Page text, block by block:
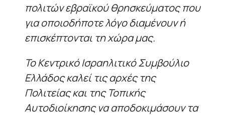
πολιτών εβραϊκού θρησκεύματος που
για οποιοδήποτε λόγο διαμένουν ή
επισκέπτονται τη χώρα μας.
Το Κεντρικό Ισραηλιτικό Συμβούλιο
Ελλάδος καλεί τις αρχές της
Πολιτείας και της Τοπικής
Αυτοδιοίκησης να αποδοκιμάσουν τα